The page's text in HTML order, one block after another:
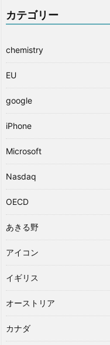
カテゴリー
chemistry
EU
google
iPhone
Microsoft
Nasdaq
OECD
あきる野
アイコン
イギリス
オーストリア
カナダ